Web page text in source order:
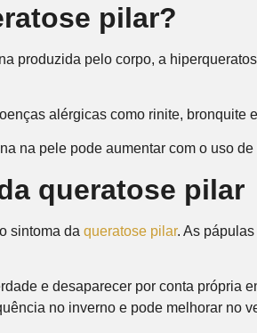
pilar?
produzida pelo corpo, a
alérgicas como rinite,
na pele pode aumentar com o uso
queratose pilar
sintoma da queratose pilar. As
e desaparecer por conta própria
no inverno e pode melhorar no